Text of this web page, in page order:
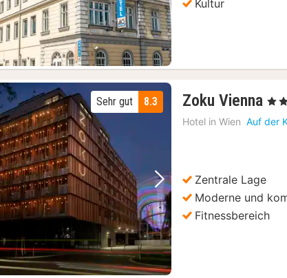
Kultur
Vorheriges Bild Nächstes Bild
8.3
Sehr gut Zoku Vienna 1
ab
, 4
Hotel in Wien Auf der
Zentrale Lage
Moderne und
Fitnessbereich